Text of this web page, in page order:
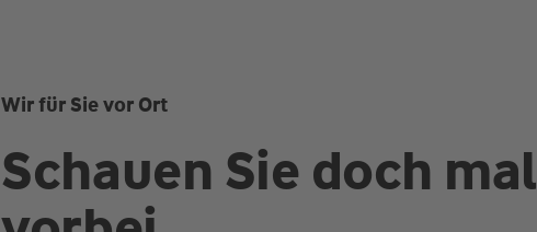
Wir für Sie vor Ort
Schauen Sie doch mal